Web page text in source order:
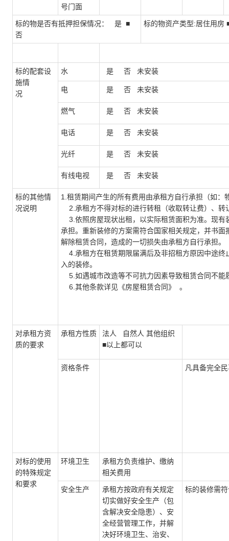
号门面
标的物是否有抵押担保情况： 是 ■
否
标的物资产类型:居住用
标的配套设
施情
况
水 是 否 未安装
电 是 否 未安装
燃气 是 否 未安装
电话 是 否 未安装
光纤 是 否 未安装
有线电视 是 否 未安装
标的其他情
况说明
1.租赁期间产生的所有费用由承租方自行承担
2.承租方不得对标的进行转租（收取
3.依照房屋现状出租，以实际租赁面积为准。现有
承担。重新装修的方案需符合国家相关规定，并书
解除租赁合同，造成的一切损失由承
4.承租方在租赁期限届满后及非招租方原因中途终
入的装修
5.如遇城市改造等不可抗力因素导致租赁合同不能
6.其他条款详见《房屋租赁合同》 。
对承租方资
质的要求
承租方性质
法人 自然人 其他组织
■以上都可以
资格条件 凡具备完全
对标的使用
的特殊规定
和要求
环境卫生
承租方负责维护、缴纳
相关费用
安全生产
承租方按政府有关规定
切实做好安全生产（包
含解决安全隐患）、安
全经营管理工作，并解
决好环境卫生、治安、
标的装修需